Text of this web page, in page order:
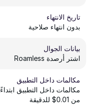
تاريخ الانتهاء
بدون انتهاء صلاحية
بيانات الجوال
اشتر أرصدة Roamless
مكالمات داخل التطبيق
مكالمات داخل التطبيق ابتداءً
من 0.01$ للدقيقة